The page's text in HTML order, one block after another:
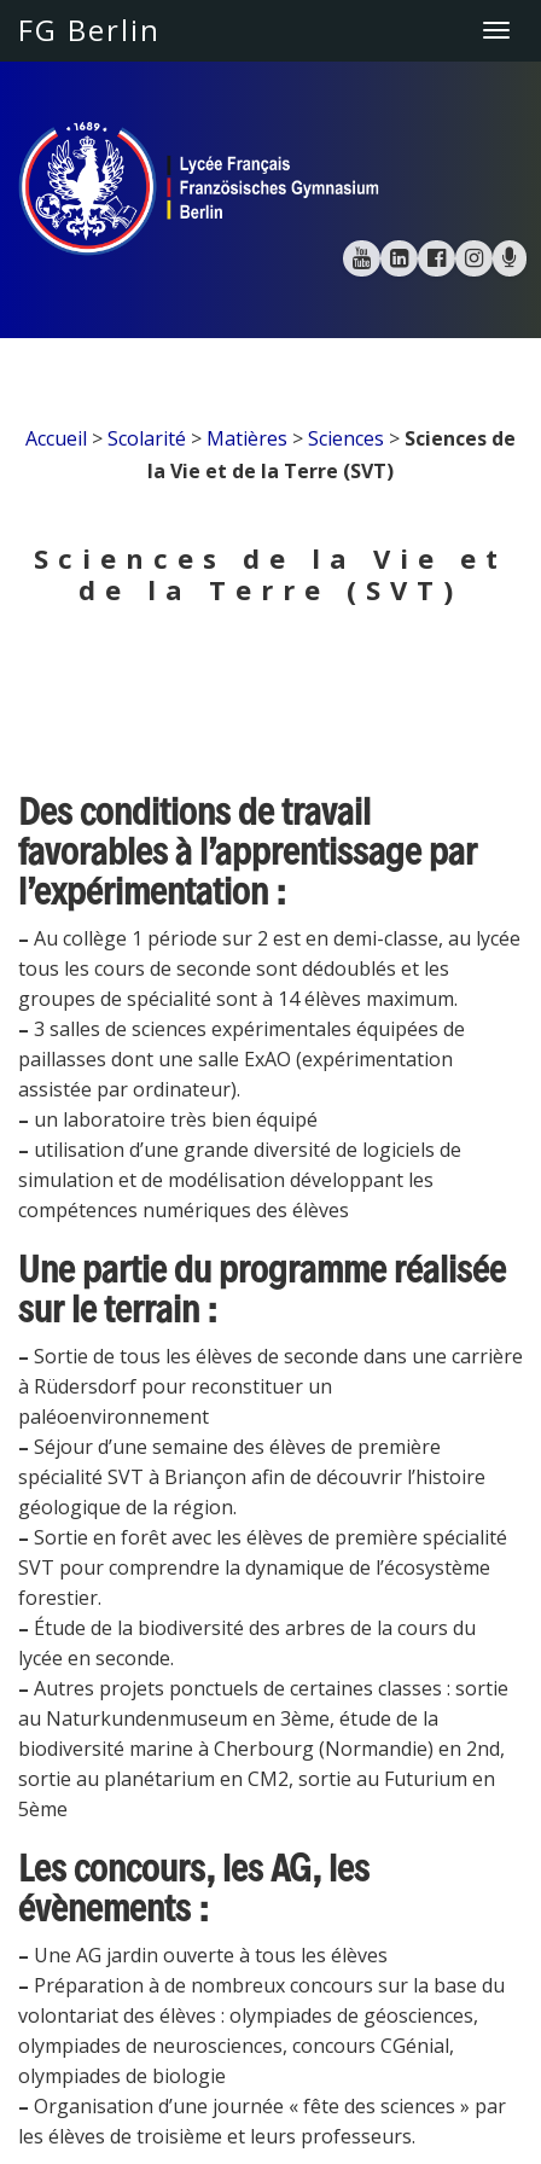
FG Berlin
Accueil >Scolarité > Matières >Sciences > Sciences de
la Vie et de la Terre (SVT)
Sciences de la Vie et
de la Terre (SVT)
Des conditions de travail
favorables à l’apprentissage par
l’expérimentation :
– Au collège 1 période sur 2 est en demi-classe, au lycée
tous les cours de seconde sont dédoublés et les
groupes de spécialité sont à 14 élèves maximum.
– 3 salles de sciences expérimentales équipées de
paillasses dont une salle ExAO (expérimentation
assistée par ordinateur).
– un laboratoire très bien équipé
– utilisation d’une grande diversité de logiciels de
simulation et de modélisation développant les
compétences numériques des élèves
Une partie du programme réalisée
sur le terrain :
– Sortie de tous les élèves de seconde dans une carrière
à Rüdersdorf pour reconstituer un
paléoenvironnement
– Séjour d’une semaine des élèves de première
spécialité SVT à Briançon afin de découvrir l’histoire
géologique de la région.
– Sortie en forêt avec les élèves de première spécialité
SVT pour comprendre la dynamique de l’écosystème
forestier.
– Étude de la biodiversité des arbres de la cours du
lycée en seconde.
– Autres projets ponctuels de certaines classes : sortie
au Naturkundenmuseum en 3ème, étude de la
biodiversité marine à Cherbourg (Normandie) en 2nd,
sortie au planétarium en CM2, sortie au Futurium en
5ème
Les concours, les AG, les
évènements :
– Une AG jardin ouverte à tous les élèves
– Préparation à de nombreux concours sur la base du
volontariat des élèves : olympiades de géosciences,
olympiades de neurosciences, concours CGénial,
olympiades de biologie
– Organisation d’une journée « fête des sciences » par
les élèves de troisième et leurs professeurs.